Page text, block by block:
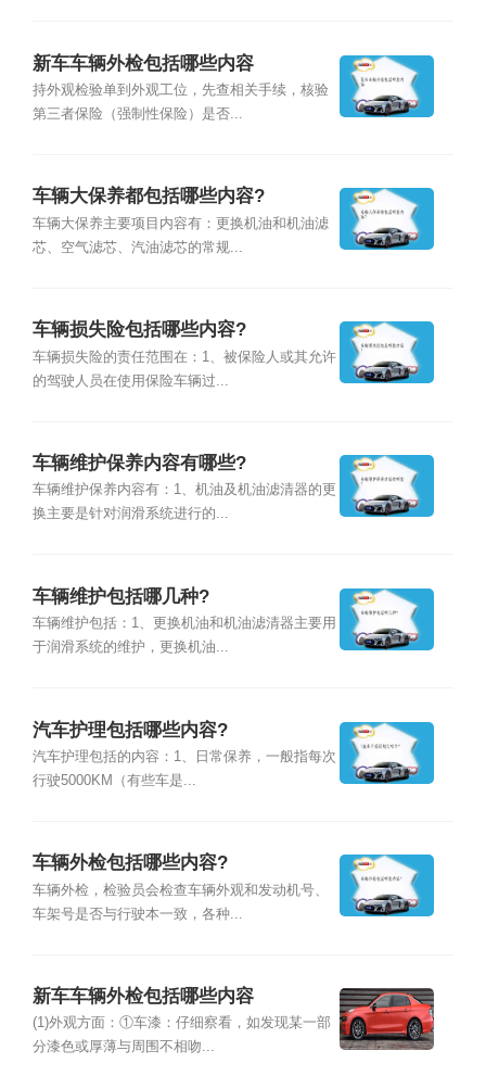
新车车辆外检包括哪些内容
持外观检验单到外观工位，先查相关手续，核验
第三者保险（强制性保险）是否...
车辆大保养都包括哪些内容?
车辆大保养主要项目内容有：更换机油和机油滤
芯、空气滤芯、汽油滤芯的常规...
车辆损失险包括哪些内容?
车辆损失险的责任范围在：1、被保险人或其允许
的驾驶人员在使用保险车辆过...
车辆维护保养内容有哪些?
车辆维护保养内容有：1、机油及机油滤清器的更
换主要是针对润滑系统进行的...
车辆维护包括哪几种?
车辆维护包括：1、更换机油和机油滤清器主要用
于润滑系统的维护，更换机油...
汽车护理包括哪些内容?
汽车护理包括的内容：1、日常保养，一般指每次
行驶5000KM（有些车是...
车辆外检包括哪些内容?
车辆外检，检验员会检查车辆外观和发动机号、
车架号是否与行驶本一致，各种...
新车车辆外检包括哪些内容
(1)外观方面：①车漆：仔细察看，如发现某一部
分漆色或厚薄与周围不相吻...